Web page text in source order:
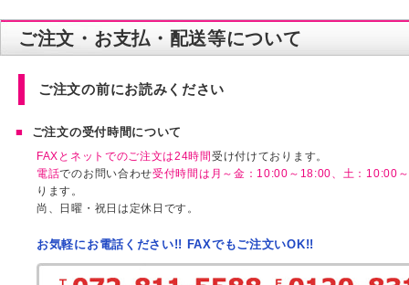
ご注文・お支払・配送等について
ご注文の前にお読みください
ご注文の受付時間について
FAXとネットでのご注文は24時間受け付けております。
電話でのお問い合わせ受付時間は月～金：10:00～18:00、土：10:00
ります。
尚、日曜・祝日は定休日です。
お気軽にお電話ください!! FAXでもご注文いOK!!